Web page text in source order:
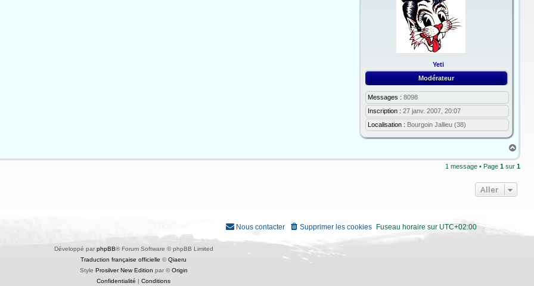
Yeti
Modérateur
Messages : 8098
Inscription : 27 janv. 2007, 20:07
Localisation : Bourgoin Jallieu (38)
a
u
1 message • Page 1 sur 1
Aller
Fuseau horaire sur UTC+02:00
Supprimer les cookies
Nous contacter
Développé par phpBB® Forum Software © phpBB Limited
Traduction française officielle ©Qiaeru
Style Prosilver New Edition par ©Origin
Confidentialité | Conditions